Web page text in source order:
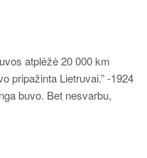
atplėžė 20 000 km
pripažinta Lietruvai.” -1924
buvo. Bet nesvarbu,